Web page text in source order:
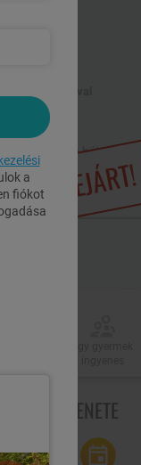
LEJÁRT!
SZÉP Kártya
Felár ellenében hétvégén is
Megrendelem
MENETE
a
fiókot